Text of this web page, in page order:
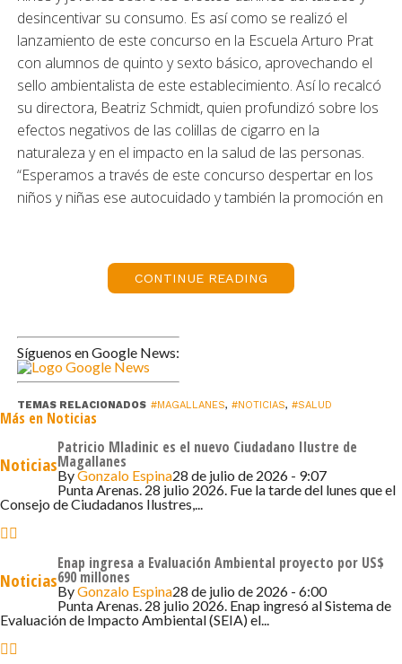
desincentivar su consumo. Es así como se realizó el
lanzamiento de este concurso en la Escuela Arturo Prat
con alumnos de quinto y sexto básico, aprovechando el
sello ambientalista de este establecimiento. Así lo recalcó
su directora, Beatriz Schmidt, quien profundizó sobre los
efectos negativos de las colillas de cigarro en la
naturaleza y en el impacto en la salud de las personas.
“Esperamos a través de este concurso despertar en los
niños y niñas ese autocuidado y también la promoción en
Cabe mencionar que durante este año las políticas de
prevención del consumo de cigarrillos se han planteado
desde su cultivo, producción hasta su distribución y sin
olvidar los residuos que genera.
La encargada de Promoción de la Seremi de Salud, Carla
de Instagram surge desde el espíritu de prevención,
considerando a un público juvenil y marcando la edad de
inicio del cigarro en el país es entre los 13 y 15 años.
de entre 10 y 14 años de todos los establecimientos
educacionales de la región, y consiste en la creación de
un video corto en Instagram (máximo 1 minuto) para
poder entregar de forma creativa un contenido que
CONTINUE READING
Síguenos en Google News:
TEMAS RELACIONADOS #MAGALLANES, #NOTICIAS, #SALUD
Más en Noticias
Noticias
Patricio Mladinic es el nuevo Ciudadano Ilustre de
Magallanes
ByGonzalo Espina28 de julio de 2026 - 9:07
Punta Arenas. 28 julio 2026. Fue la tarde del lunes que el
Consejo de Ciudadanos Ilustres,...
Noticias
Enap ingresa a Evaluación Ambiental proyecto por US$
690 millones
ByGonzalo Espina28 de julio de 2026 - 6:00
Punta Arenas. 28 julio 2026. Enap ingresó al Sistema de
Evaluación de Impacto Ambiental (SEIA) el...